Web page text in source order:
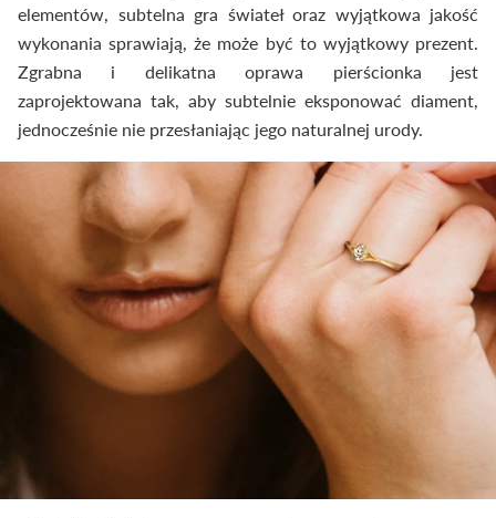
elementów, subtelna gra świateł oraz wyjątkowa jakość
wykonania sprawiają, że może być to wyjątkowy prezent.
Zgrabna i delikatna oprawa pierścionka jest
zaprojektowana tak, aby subtelnie eksponować diament,
jednocześnie nie przesłaniając jego naturalnej urody.